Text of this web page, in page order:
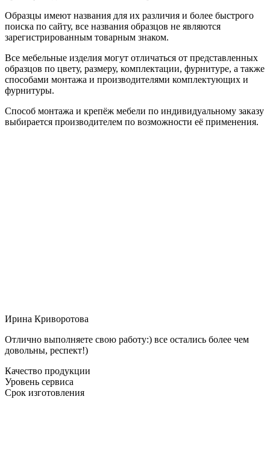
Образцы имеют названия для их различия и более быстрого
поиска по сайту, все названия образцов не являются
зарегистрированным товарным знаком.
Все мебельные изделия могут отличаться от представленных
образцов по цвету, размеру, комплектации, фурнитуре, а также
способами монтажа и производителями комплектующих и
фурнитуры.
Способ монтажа и крепёж мебели по индивидуальному заказу
выбирается производителем по возможности её применения.
Ирина Криворотова
Отлично выполняете свою работу:) все остались более чем
довольны, респект!)
Качество продукции
Уровень сервиса
Срок изготовления